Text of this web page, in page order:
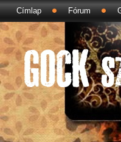
Címlap Fórum